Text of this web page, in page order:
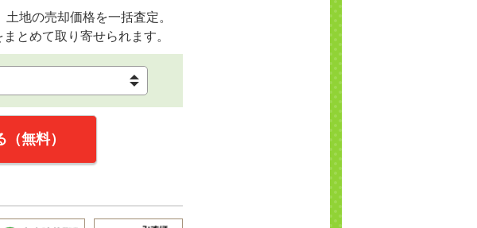
地の売却価格を一括査定。
とめて取り寄せられます。
無料）